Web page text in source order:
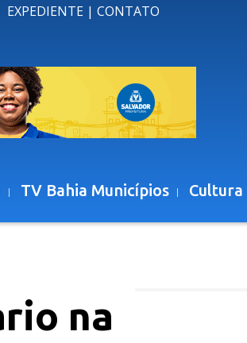
EXPEDIENTE | CONTATO
TV Bahia Municípios Cultura
na